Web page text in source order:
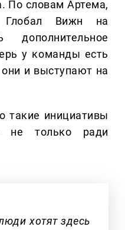
По словам Артема,
Глобал Вижн на
дополнительное
у команды есть
и выступают на
такие инициативы
не только ради
хотят здесь